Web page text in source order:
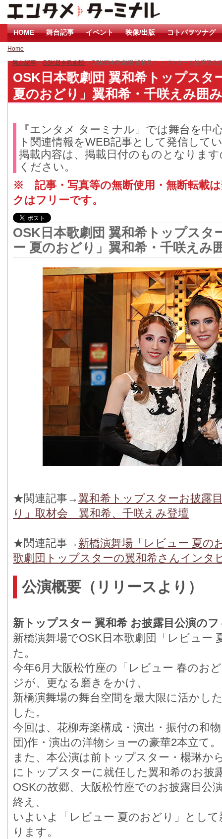
HOME 舞台記事 イベント 映像/出版 コトバヲツナグ
Home
»舞台記事»OSK日本歌劇団» OSK日本歌劇団 翼和希トップスターお披露目公
OSK日本歌劇団 翼和希トップスタ
夏のおどり」翼和希・千咲えみ囲
『エンタメ ターミナル』では舞台を中
ト関連情報をWEB記事として発信して
掲載内容は、掲載日付のものとなりま
ください。
※ 記事・写真等の無断使用・無断転載
クはフリーです。
OSK日本歌劇団 翼和希トップスタ
ー 夏のおどり」翼和希・千咲えみ
★関連記事→翼和希トップスターお披露
り」取材会 翼和希、千咲えみ登壇
★関連記事→ 新橋演舞場「レビュー 夏の
歌劇団トップスターの翼和希さんインタ
公演概要（リリースより）
新トップスター 翼和希 お披露目公演の
新橋演舞場でOSK日本歌劇団「レビュー
た。
今年6月大阪松竹座の「レビュー 春のお
ジが、更なる磨きをかけ、
新橋演舞場の舞台空間を最大限に活かし
した。
今回は、花柳寿楽構成・演出・振付の和
団)作・演出の洋物ショーの豪華2本立て。
また、本公演は前トップスター・楊琳か
にトップスターに就任した翼和希のお披
OSKの故郷、大阪松竹座でのお披露目公
終え、
いよいよ「レビュー 夏のおどり」とし
ります。